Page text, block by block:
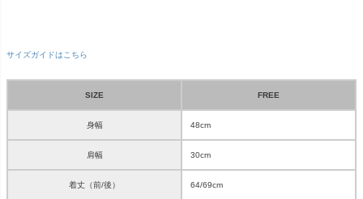
サイズガイドはこちら
SIZE FREE
身幅 48cm
肩幅 30cm
着丈（前/後） 64/69cm